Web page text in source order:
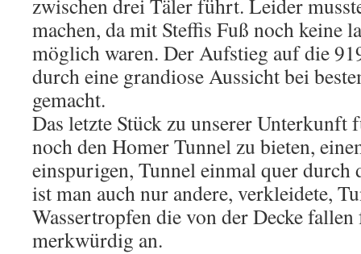
zwischen drei Täler führt. Leider
machen, da mit Steffis Fuß noch keine
möglich waren. Der Aufstieg auf die
durch eine grandiose Aussicht bei
gemacht.
Das letzte Stück zu unserer Unterkunft
noch den Homer Tunnel zu bieten,
einspurigen, Tunnel einmal quer durch
ist man auch nur andere, verkleidete,
Wassertropfen die von der Decke
merkwürdig an.